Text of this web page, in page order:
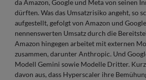
da Amazon, Google und Meta von seinen
dürften. Was das Umsatzrisiko angeht, so
aufgestellt, gefolgt von Amazon und
nennenswerten Umsatz durch die
Amazon hingegen arbeitet mit externen
zusammen, darunter Anthropic. Und
Modell Gemini sowie Modelle Dritter.
davon aus, dass Hyperscaler ihre